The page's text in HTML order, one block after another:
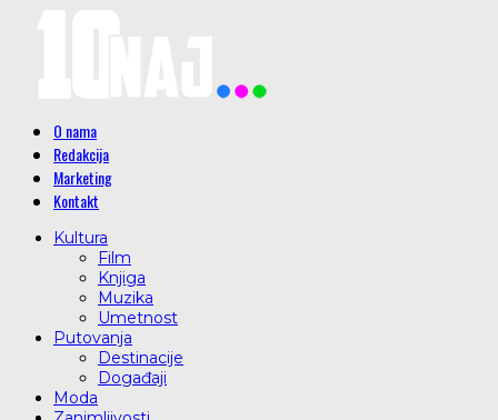
O nama
Redakcija
Marketing
Kontakt
Kultura
Film
Knjiga
Muzika
Umetnost
Putovanja
Destinacije
Događaji
Moda